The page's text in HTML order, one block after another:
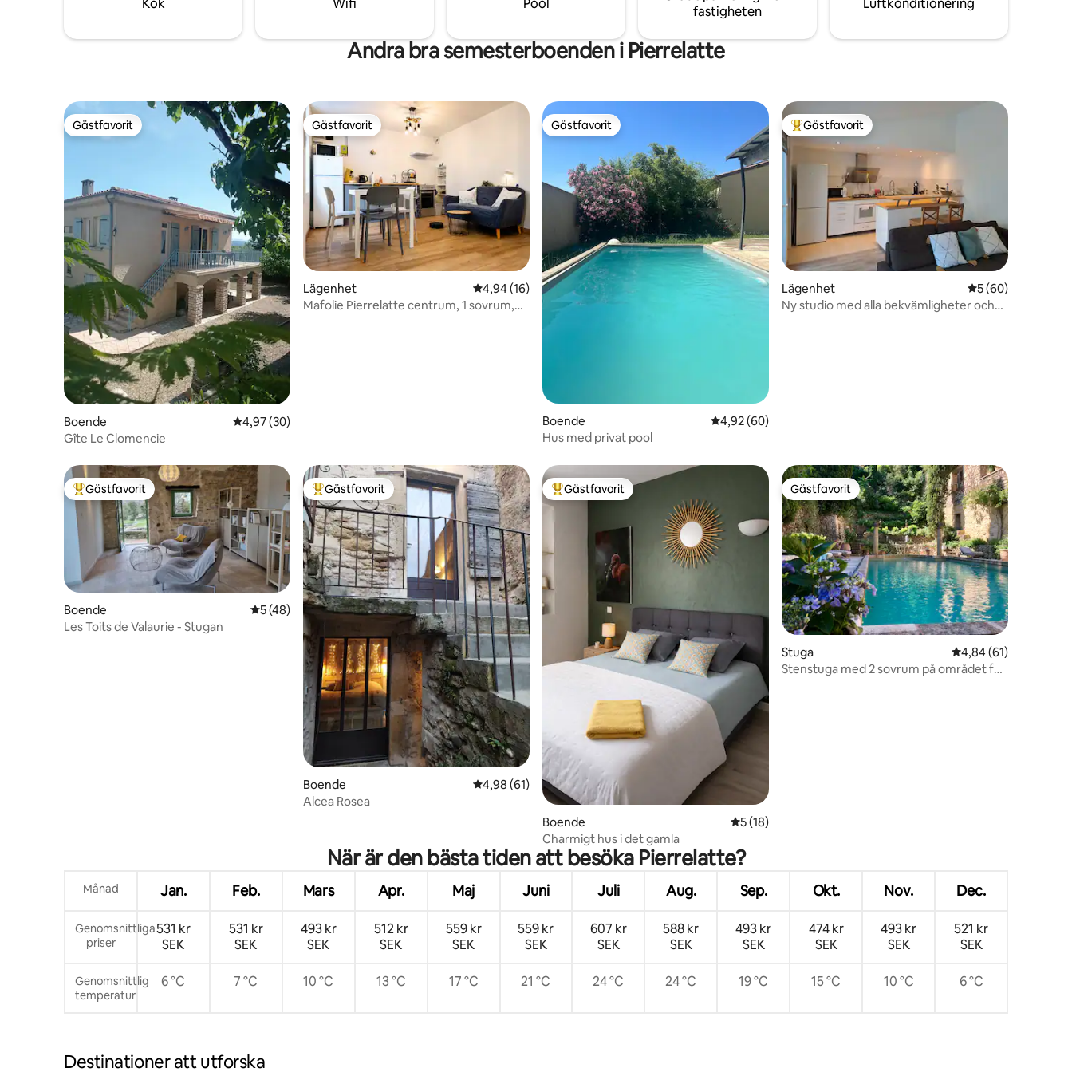
Kök Wifi Pool
fastigheten
Luftkonditionering
Andra bra semesterboenden i Pierrelatte
Gästfavorit
Gästfavorit
Boende 4,97 av 5 i genomsnittligt betyg, 30 omdömen
4,97 (30)
Gîte Le Clomencie
Gästfavorit
Gästfavorit
Lägenhet 4,94 av 5 i genomsnittligt betyg, 16 omdömen
4,94 (16)
Mafolie Pierrelatte centrum, 1 sovrum,
Gästfavorit
Gästfavorit
Boende 4,92 av 5 i genomsnittligt betyg, 60 omdömen
4,92 (60)
Hus med privat pool
Populär gästfavorit
Gästfavorit
Lägenhet 5 av 5 i
5 (60)
Ny studio med alla bekvämligheter och
Populär gästfavorit
Gästfavorit
Boende 5 av 5 i genomsnittligt betyg, 48 omdömen
5 (48)
Les Toits de Valaurie - Stugan
Populär gästfavorit
Gästfavorit
Boende 4,98 av 5 i genomsnittligt betyg, 61 omdömen
4,98 (61)
Alcea Rosea
Populär gästfavorit
Gästfavorit
Boende 5 av 5 i genomsnittligt betyg, 18 omdömen
5 (18)
Charmigt hus i det gamla
Gästfavorit
Gästfavorit
Stuga 4,84 av 5 i
4,84 (61)
Stenstuga med 2 sovrum på området för
När är den bästa tiden att besöka Pierrelatte?
Månad Jan. Feb. Mars Apr. Maj Juni Juli Aug. Sep. Okt. Nov. Dec.
Genomsnittliga
priser
531 kr
SEK
531 kr
SEK
493 kr
SEK
512 kr
SEK
559 kr
SEK
559 kr
SEK
607 kr
SEK
588 kr
SEK
493 kr
SEK
474 kr
SEK
493 kr
SEK
521 kr
SEK
Genomsnittlig
temperatur
6 °C 7 °C 10 °C 13 °C 17 °C 21 °C 24 °C 24 °C 19 °C 15 °C 10 °C 6 °C
Destinationer att utforska